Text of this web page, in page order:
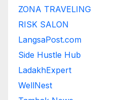
ZONA TRAVELING
RISK SALON
LangsaPost.com
Side Hustle Hub
LadakhExpert
WellNest